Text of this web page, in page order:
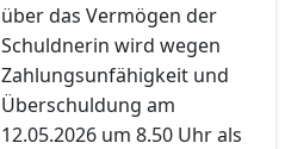
über das Vermögen der
Schuldnerin wird wegen
Zahlungsunfähigkeit und
Überschuldung am
12.05.2026 um 8.50 Uhr als